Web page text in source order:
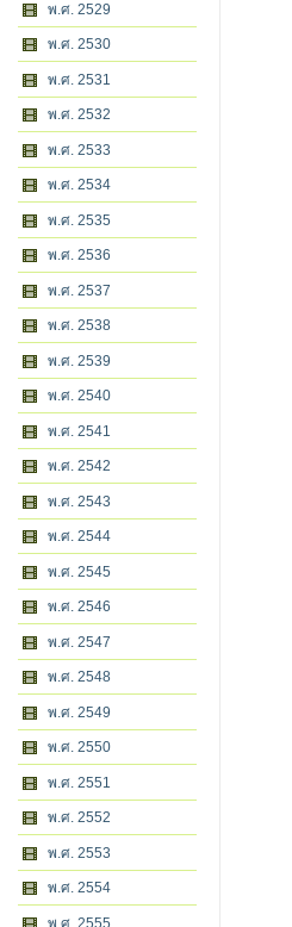
พ.ศ. 2529
พ.ศ. 2530
พ.ศ. 2531
พ.ศ. 2532
พ.ศ. 2533
พ.ศ. 2534
พ.ศ. 2535
พ.ศ. 2536
พ.ศ. 2537
พ.ศ. 2538
พ.ศ. 2539
พ.ศ. 2540
พ.ศ. 2541
พ.ศ. 2542
พ.ศ. 2543
พ.ศ. 2544
พ.ศ. 2545
พ.ศ. 2546
พ.ศ. 2547
พ.ศ. 2548
พ.ศ. 2549
พ.ศ. 2550
พ.ศ. 2551
พ.ศ. 2552
พ.ศ. 2553
พ.ศ. 2554
พ.ศ. 2555